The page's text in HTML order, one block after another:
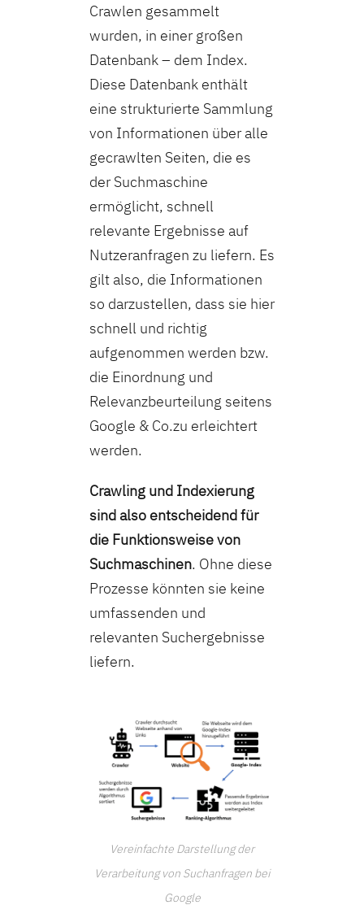
Crawlen gesammelt
wurden, in einer großen
Datenbank – dem Index.
Diese Datenbank enthält
eine strukturierte Sammlung
von Informationen über alle
gecrawlten Seiten, die es
der Suchmaschine
ermöglicht, schnell
relevante Ergebnisse auf
Nutzeranfragen zu liefern. Es
gilt also, die Informationen
so darzustellen, dass sie hier
schnell und richtig
aufgenommen werden bzw.
die Einordnung und
Relevanzbeurteilung seitens
Google & Co.zu erleichtert
werden.
Crawling und Indexierung
sind also entscheidend für
die Funktionsweise von
Suchmaschinen. Ohne diese
Prozesse könnten sie keine
umfassenden und
relevanten Suchergebnisse
liefern.
Vereinfachte Darstellung der
Verarbeitung von Suchanfragen bei
Google